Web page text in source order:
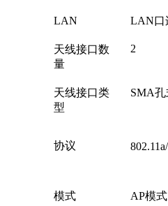
LAN LAN口
天线接口数
量
2
天线接口类
型
SMA孔
协议
模式 AP模